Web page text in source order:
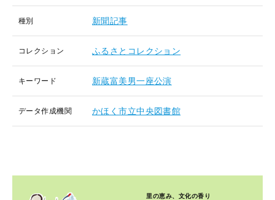
種別 新聞記事
コレクション ふるさとコレクション
キーワード 新蔵富美男一座公演
データ作成機関 かほく市立中央図書館
里の恵み、文化の香り